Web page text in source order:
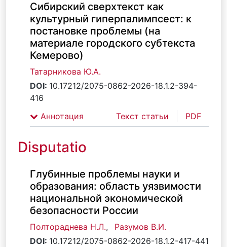
Сибирский сверхтекст как
культурный гиперпалимпсест: к
постановке проблемы (на
материале городского субтекста
Кемерово)
Татарникова Ю.А.
DOI: 10.17212/2075-0862-2026-18.1.2-394-
416
Аннотация
Текст статьи PDF
Disputatio
Глубинные проблемы науки и
образования: область уязвимости
национальной экономической
безопасности России
Полтораднева Н.Л.,
Разумов В.И.
DOI: 10.17212/2075-0862-2026-18.1.2-417-441